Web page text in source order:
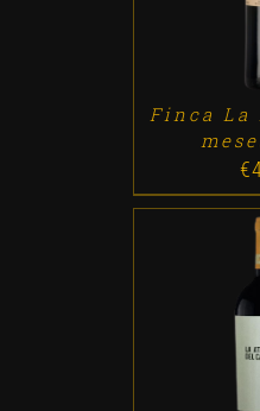
Finca La
€
ADD TO CART